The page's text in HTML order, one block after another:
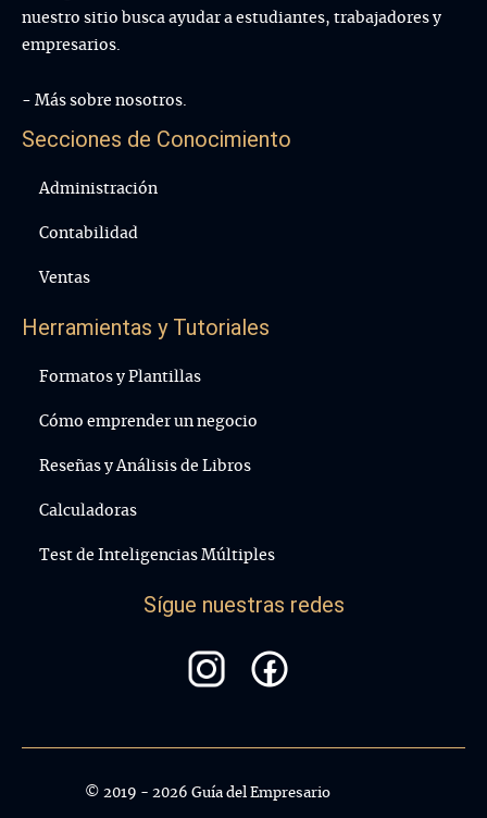
nuestro sitio busca ayudar a estudiantes, trabajadores y
empresarios.
- Más sobre nosotros.
Secciones de Conocimiento
Administración
Contabilidad
Ventas
Herramientas y Tutoriales
Formatos y Plantillas
Cómo emprender un negocio
Reseñas y Análisis de Libros
Calculadoras
Test de Inteligencias Múltiples
Sígue nuestras redes
© 2019 - 2026 Guía del Empresario